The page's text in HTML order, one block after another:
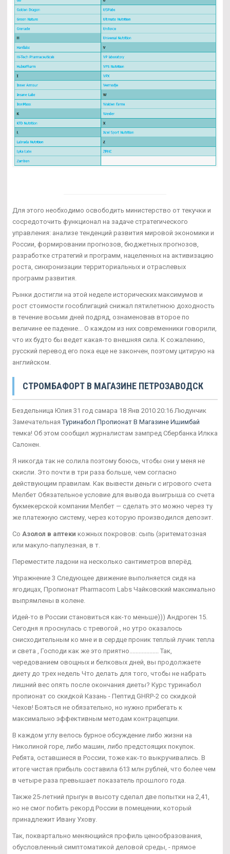
Для этого необходимо освободить министерство от текучки и
сосредоточить функционал на задаче стратегического
управления: анализе тенденций развития мировой экономики и
России, формировании прогнозов, бюджетных прогнозов,
разработке стратегий и программ, нацеленных на активизацию
роста, синхронизации территориальных и отраслевых
программ развития.
Рынки достигли на этой неделе исторических максимумов и
рост стоимости гособлигаций снижал пятилетнюю доходность
в течение восьми дней подряд, ознаменовав второе по
величине ее падение... О каждом из них современники говорили,
что их будто бы ведет какая-то внешняя сила. К сожалению,
русский перевод его пока еще не закончен, поэтому цитирую на
английском.
СТРОМБАФОРТ В МАГАЗИНЕ ПЕТРОЗАВОДСК
Бездельница Юлия 31 год самара 18 Янв 2010 20:16 Людунчик
ЗамечательнаяТуринабол Пропионат В Магазине Ишимбай
темка! Об этом сообщил журналистам зампред Сбербанка Илкка
Салонен.
Я никогда так не солила поэтому боюсь, чтобы они у меня не
скисли. Это почти в три раза больше, чем согласно
действующим правилам. Как вывести деньги с игрового счета
Мелбет Обязательное условие для вывода выигрыша со счета
букмекерской компании Мелбет — сделать это можно через ту
же платежную систему, через которую производился депозит.
Со Азолол в аптеки кожных покровов: сыпь (эритематозная
или макуло-папулезная, в т.
Переместите ладони на несколько сантиметров вперёд.
Упражнение 3 Следующее движение выполняется сидя на
ягодицах, Пропионат Pharmacom Labs Чайковский максимально
выпрямлены в колене.
Идей-то в России становиться как-то меньше))) Андроген 15.
Сегодня я проснулась с тревогой , но утро оказалось
снисходительным ко мне и в сердце проник теплый лучик тепла
и света , Господи как же это приятно................... Так,
чередованием овощных и белковых дней, вы продолжаете
диету до трех недель Что делать для того, чтобы не набрать
лишний вес опять после окончания диеты? Курс туринабол
пропионат со скидкой Казань - Пептид GHRP-2 со скидкой
Чехов! Бояться не обязательно, но нужно прибегать к
максимально эффективным методам контрацепции.
В каждом углу велось бурное обсуждение либо жизни на
Николиной горе, либо машин, либо предстоящих покупок.
Ребята, оставшиеся в России, тоже как-то выкручивались. В
итоге чистая прибыль составила 613 млн рублей, что более чем
в четыре раза превышает показатель прошлого года.
Также 25-летний прыгун в высоту сделал две попытки на 2,41,
но не смог побить рекорд России в помещении, который
принадлежит Ивану Ухову.
Так, поквартально меняющийся профиль ценообразования,
обусловленный симптоматикой деловой среды, - прямое